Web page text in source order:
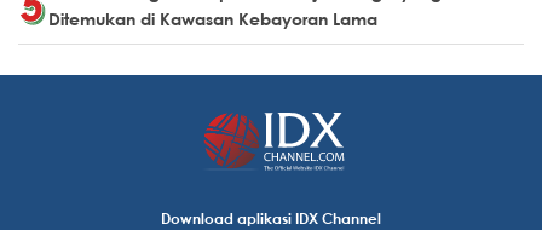
Ditemukan di Kawasan Kebayoran Lama
Download aplikasi IDX Channel